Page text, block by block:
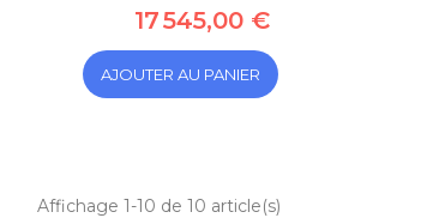
17 545,00 €
AJOUTER AU PANIER
Affichage 1-10 de 10 article(s)